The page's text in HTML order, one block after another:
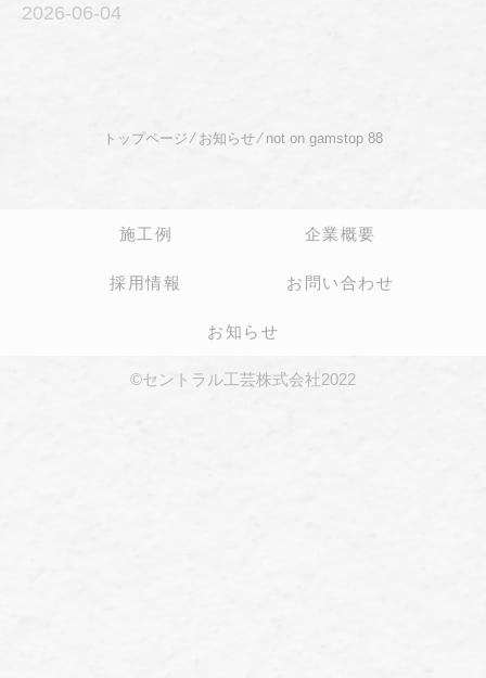
2026-06-04
トップページ ⁄ お知らせ⁄ not on gamstop 88
施工例 企業概要
採用情報 お問い合わせ
お知らせ
©セントラル工芸株式会社2022